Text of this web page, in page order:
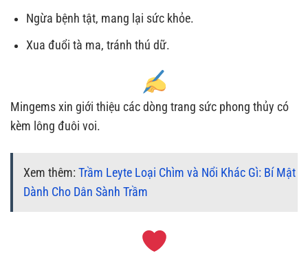
Ngừa bệnh tật, mang lại sức khỏe.
Xua đuổi tà ma, tránh thú dữ.
Mingems xin giới thiệu các dòng trang sức phong thủy có
kèm lông đuôi voi.
Xem thêm: Trầm Leyte Loại Chìm và Nổi Khác Gì: Bí Mật
Dành Cho Dân Sành Trầm